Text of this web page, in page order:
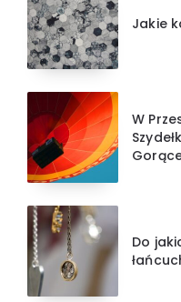
Jakie
W
Do